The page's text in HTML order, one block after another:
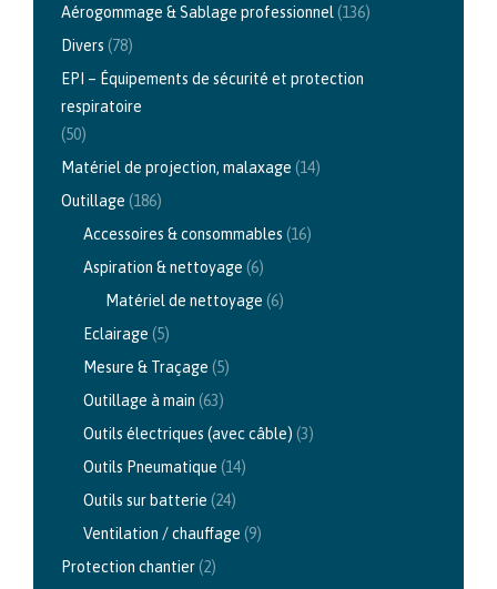
Aérogommage & Sablage professionnel (136)
Divers (78)
EPI – Équipements de sécurité et protection
respiratoire
(50)
Matériel de projection, malaxage (14)
Outillage (186)
Accessoires & consommables (16)
Aspiration & nettoyage (6)
Matériel de nettoyage (6)
Eclairage (5)
Mesure & Traçage (5)
Outillage à main (63)
Outils électriques (avec câble) (3)
Outils Pneumatique (14)
Outils sur batterie (24)
Ventilation / chauffage (9)
Protection chantier(2)